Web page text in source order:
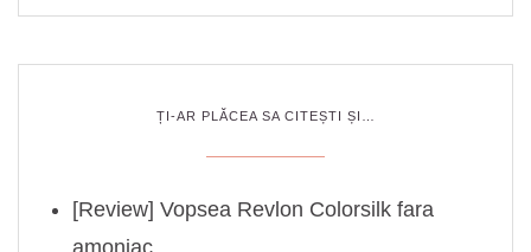
ȚI-AR PLĂCEA SA CITEȘTI ȘI…
[Review] Vopsea Revlon Colorsilk fara
amoniac